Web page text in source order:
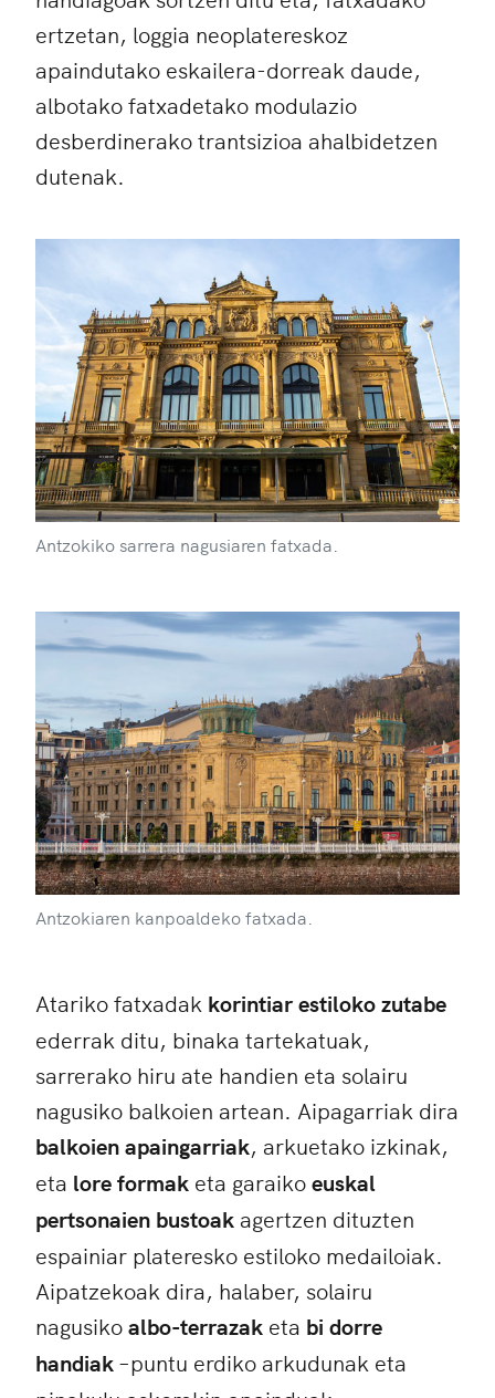
ertzetan, loggia neoplatereskoz
apaindutako eskailera-dorreak daude,
albotako fatxadetako modulazio
desberdinerako trantsizioa ahalbidetzen
dutenak.
Antzokiko sarrera nagusiaren fatxada.
Antzokiaren kanpoaldeko fatxada.
Atariko fatxadak korintiar estiloko zutabe
ederrak ditu, binaka tartekatuak,
sarrerako hiru ate handien eta solairu
nagusiko balkoien artean. Aipagarriak dira
balkoien apaingarriak, arkuetako izkinak,
eta lore formak eta garaikoeuskal
pertsonaien bustoak agertzen dituzten
espainiar plateresko estiloko medailoiak.
Aipatzekoak dira, halaber, solairu
nagusikoalbo-terrazak eta bi dorre
handiak–puntu erdiko arkudunak eta